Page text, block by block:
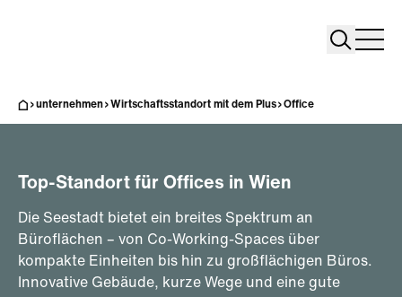
Search
unternehmen Wirtschaftsstandort mit dem Plus Office
Top-Standort für Offices in Wien
Die Seestadt bietet ein breites Spektrum an
Büroflächen – von Co-Working-Spaces über
kompakte Einheiten bis hin zu großflächigen Büros.
Innovative Gebäude, kurze Wege und eine gute
Co-Working